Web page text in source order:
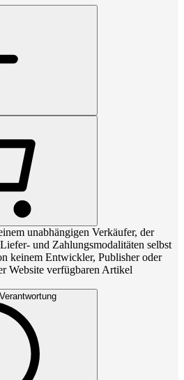
unabhängigen Verkäufer, der
und Zahlungsmodalitäten selbst
keinem Entwickler, Publisher oder
Website verfügbaren Artikel